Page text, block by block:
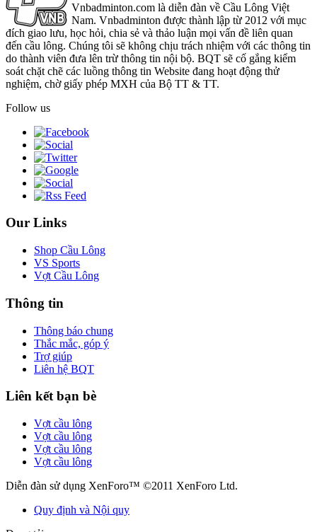
Vnbadminton.com là diễn đàn về Cầu Lông Việt
Nam. Vnbadminton được thành lập từ 2012 với mục
đích giao lưu, học hỏi, chia sẻ và thảo luận mọi vấn đề liên quan
đến cầu lông. Chúng tôi sẽ không chịu trách nhiệm với các thông tin
do thành viên đưa lên trừ thông tin nội bộ. BQT sẽ cố gắng kiểm
soát chặt chẽ các luồng thông tin Website đang hoạt động thử
nghiệm, chờ giấy phép MXH của Bộ TT & TT.
Follow us
Our Links
Shop Cầu Lông
VS Sports
Vợt Cầu Lông
Thông tin
Thông báo chung
Thắc mắc, góp ý
Trợ giúp
Liên hệ BQT
Liên kết bạn bè
Vợt cầu lông
Vợt cầu lông
Vợt cầu lông
Vợt cầu lông
Diễn đàn sử dụng XenForo™ ©2011 XenForo Ltd.
Quy định và Nội quy